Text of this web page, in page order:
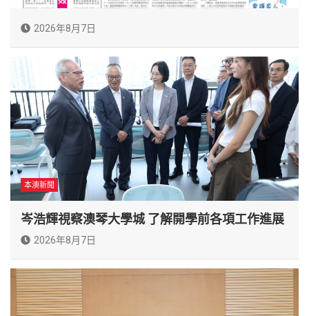
2026年8月7日
本澳新聞
岑浩輝視察澳琴大學城 了解開學前各項工作進展
2026年8月7日